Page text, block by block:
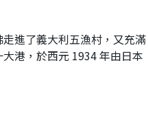
進了義大利五漁村，又充滿
港，於西元 1934 年由日本